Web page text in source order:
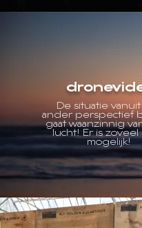
De situatie
ander perspectief
gaat waanzinnig
lucht! Er is zoveel
mogelijk!